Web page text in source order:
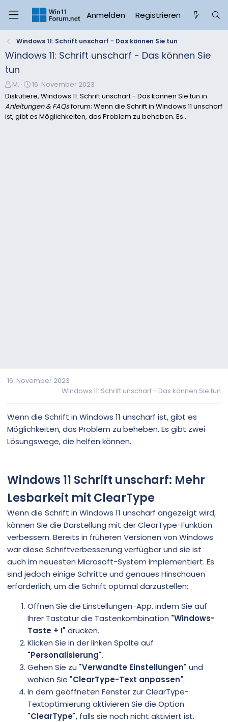
Anmelden Registrieren
Windows 11: Schrift unscharf - Das können Sie tun
Windows 11: Schrift unscharf - Das können Sie
tun
E
r
s
t
M.
E
r
s
t
16. November 2023
Diskutiere, Windows 11: Schrift unscharf - Das können Sie tun in
Anleitungen & FAQsforum; Wenn die Schrift in Windows 11 unscharf
ist, gibt es Möglichkeiten, das Problem zu beheben. Es...
16. November 2023
Windows 11: Schrift unscharf - Das können Sie tun
Wenn die Schrift in Windows 11 unscharf ist, gibt es
Möglichkeiten, das Problem zu beheben. Es gibt zwei
Lösungswege, die helfen können.
Windows 11 Schrift unscharf: Mehr
Lesbarkeit mit ClearType
Wenn die Schrift in Windows 11 unscharf angezeigt wird,
können Sie die Darstellung mit der ClearType-Funktion
verbessern. Bereits in früheren Versionen von Windows
war diese Schriftverbesserung verfügbar und sie ist
auch im neuesten Microsoft-System implementiert. Es
sind jedoch einige Schritte und genaues Hinschauen
erforderlich, um die Schrift optimal darzustellen:
Öffnen Sie die Einstellungen-App, indem Sie auf
Ihrer Tastatur die Tastenkombination "Windows-
Taste + I" drücken.
Klicken Sie in der linken Spalte auf
"Personalisierung".
Gehen Sie zu "Verwandte Einstellungen" und
wählen Sie "ClearType-Text anpassen".
In dem geöffneten Fenster zur ClearType-
Textoptimierung aktivieren Sie die Option
"ClearType", falls sie noch nicht aktiviert ist.